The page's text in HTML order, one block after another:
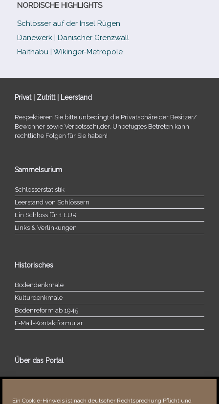
Ein Cookie-Hinweis ist nach deutscher Rechtsprechung Pflicht und
NORDISCHE HIGHLIGHTS
Schlösser auf der Insel Rügen
Danewerk | Dänischer Grenzwall
Haithabu | Wikinger-Metropole
Privat | Zutritt | Leerstand
Respektieren Sie bitte unbe­dingt die Privatsphäre der Besitzer/​
Bewohner sowie Verbotsschilder. Unbefugtes Betreten kann
recht­li­che Folgen für Sie haben!
Sammelsurium
Schlösserstatistik
Leerstand von Schlössern
Ein Schloss für 1 EUR
Links & Verlinkungen
Historisches
Bodendenkmale
Kulturdenkmale
Bodenreform ab 1945
E‑Mail-​​Kontaktformular
Über das Portal
Über dieses Portal